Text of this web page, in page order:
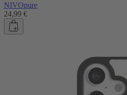
NIVOpure
24,99 €